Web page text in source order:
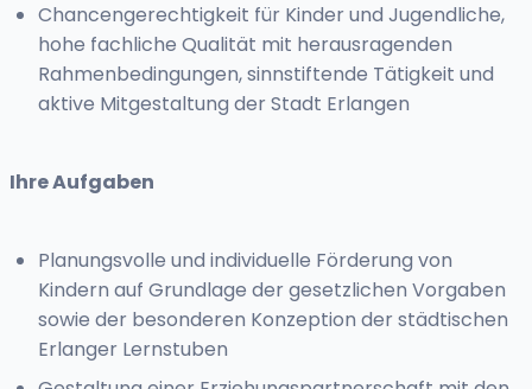
Chancengerechtigkeit für Kinder und Jugendliche,
hohe fachliche Qualität mit herausragenden
Rahmenbedingungen, sinnstiftende Tätigkeit und
aktive Mitgestaltung der Stadt Erlangen
Ihre Aufgaben
Planungsvolle und individuelle Förderung von
Kindern auf Grundlage der gesetzlichen Vorgaben
sowie der besonderen Konzeption der städtischen
Erlanger Lernstuben